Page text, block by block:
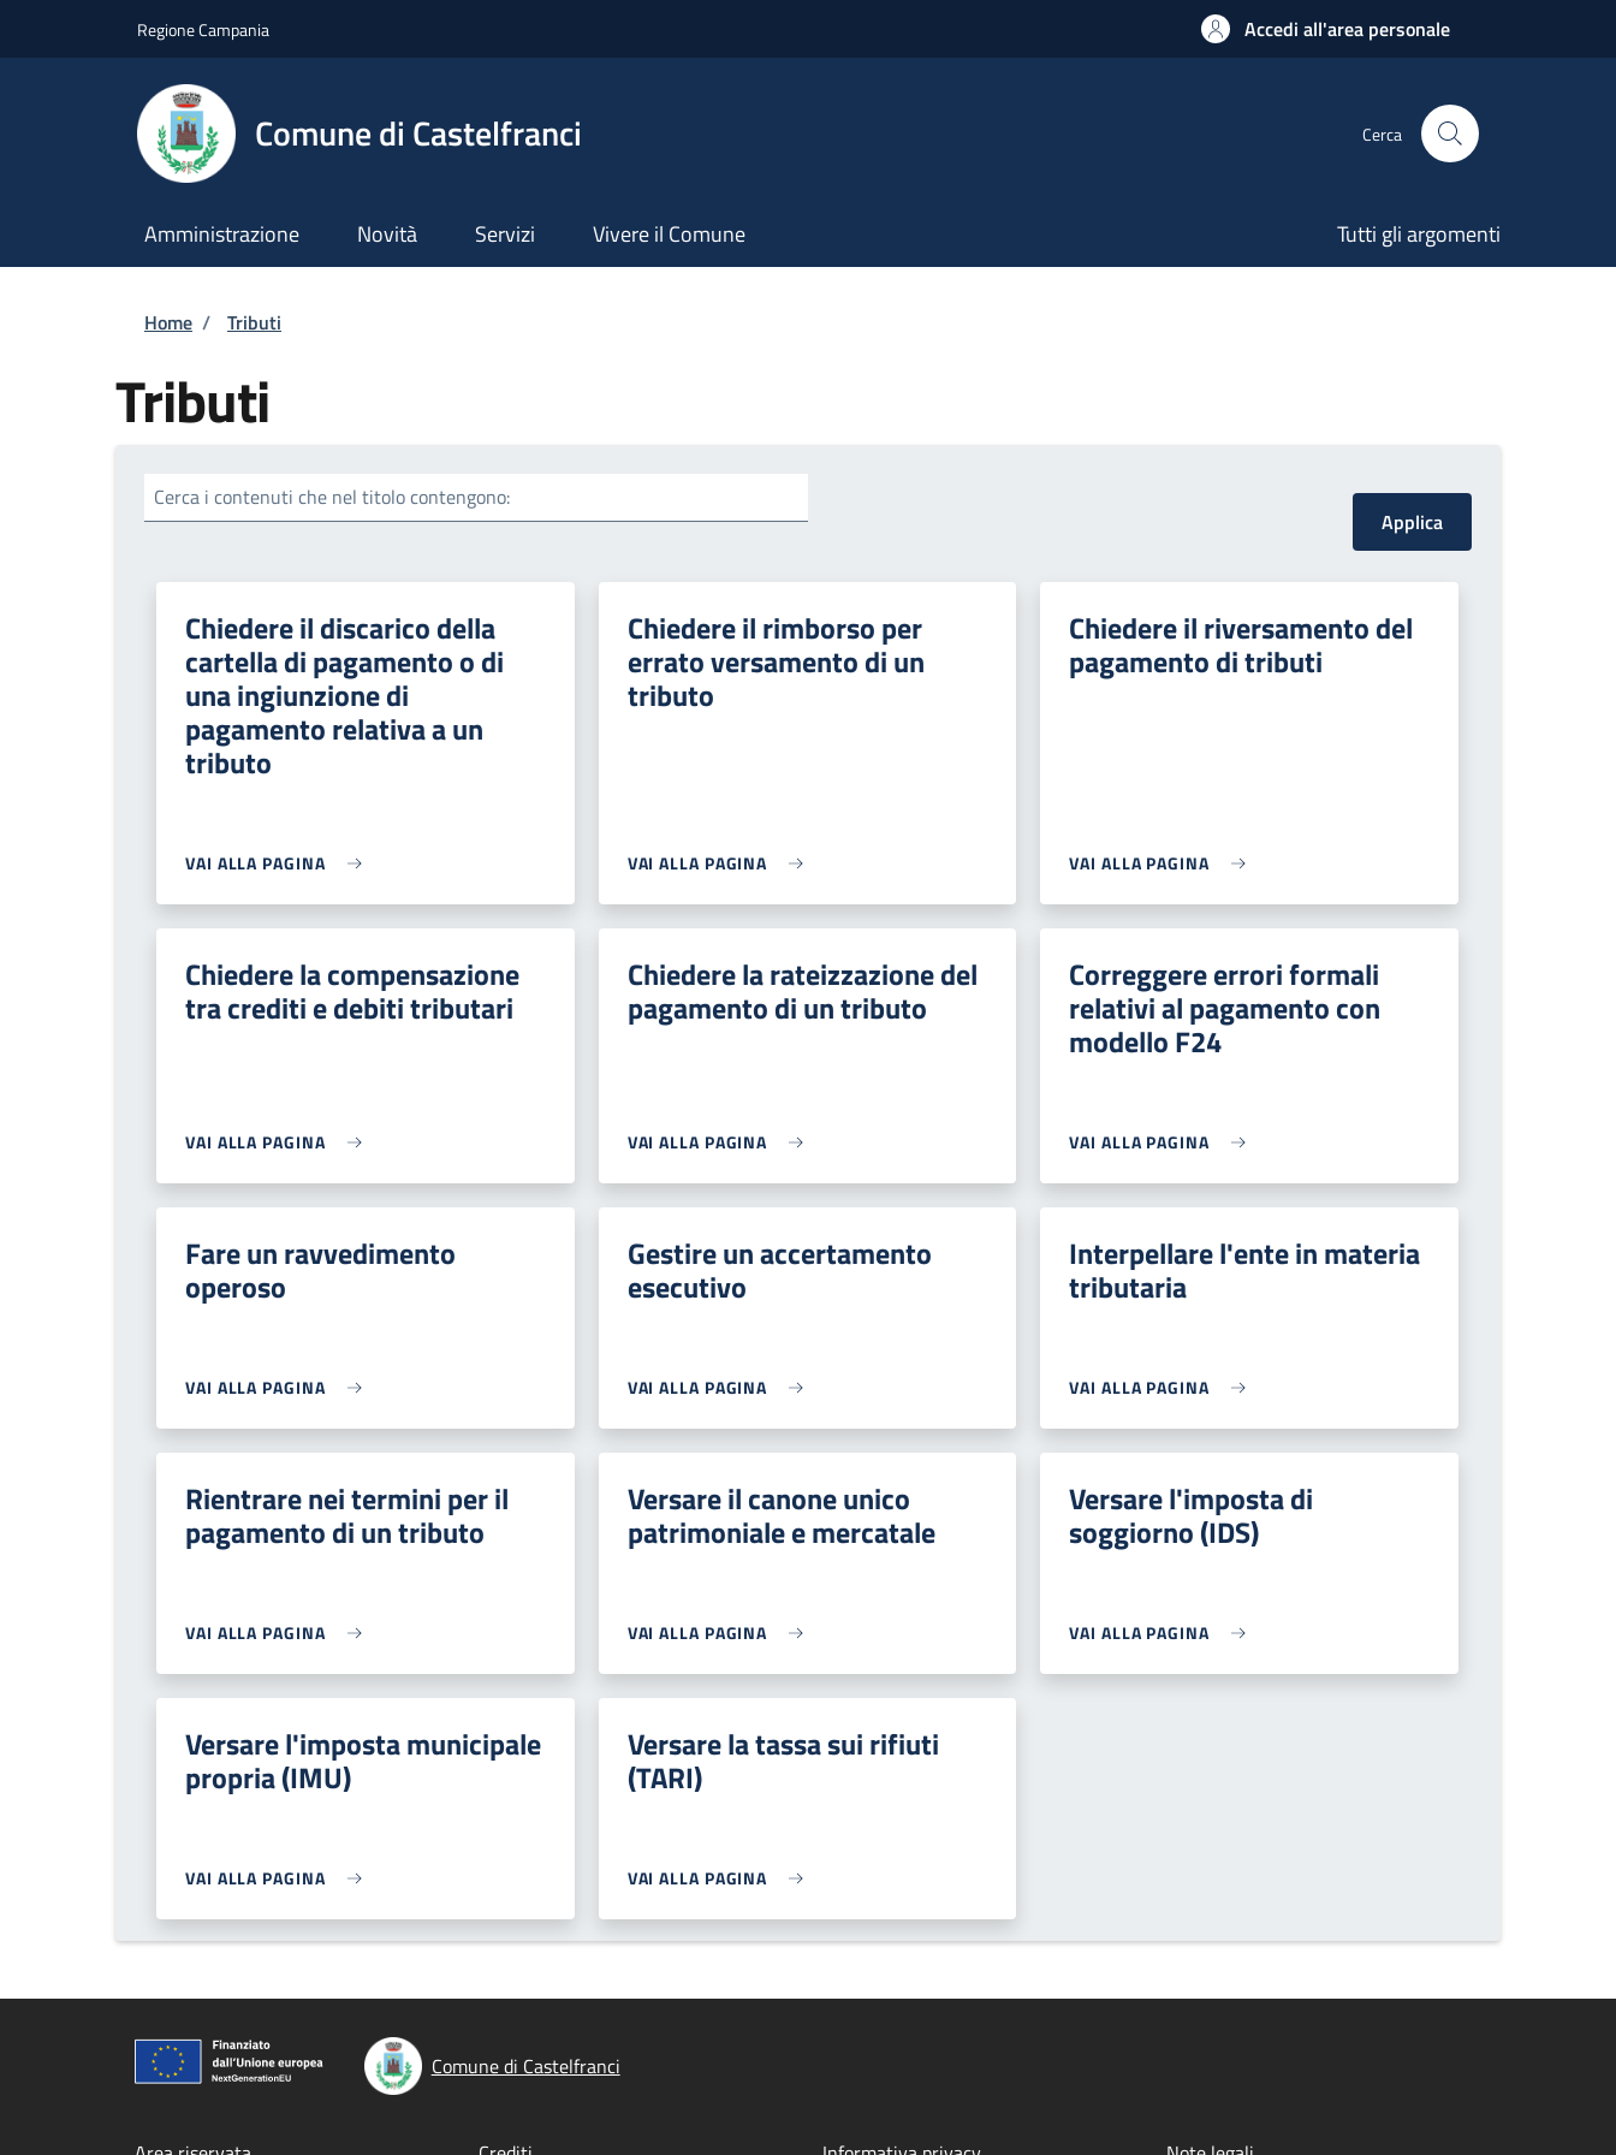
Regione Campania Accedi all'area personale
Comune di Castelfranci Cerca
Amministrazione Novità Servizi Vivere il Comune Tutti gli argomenti
Briciole di pane
Home / Tributi
Tributi
Cerca i contenuti che nel titolo contengono:
Chiedere il discarico della
cartella di pagamento o di
una ingiunzione di
pagamento relativa a un
tributo
VAI ALLA PAGINA
Chiedere il rimborso per
errato versamento di un
tributo
VAI ALLA PAGINA
Chiedere il riversamento del
pagamento di tributi
VAI ALLA PAGINA
Chiedere la compensazione
tra crediti e debiti tributari
VAI ALLA PAGINA
Chiedere la rateizzazione del
pagamento di un tributo
VAI ALLA PAGINA
Correggere errori formali
relativi al pagamento con
modello F24
VAI ALLA PAGINA
Fare un ravvedimento
operoso
VAI ALLA PAGINA
Gestire un accertamento
esecutivo
VAI ALLA PAGINA
Interpellare l'ente in materia
tributaria
VAI ALLA PAGINA
Rientrare nei termini per il
pagamento di un tributo
VAI ALLA PAGINA
Versare il canone unico
patrimoniale e mercatale
VAI ALLA PAGINA
Versare l'imposta di
soggiorno (IDS)
VAI ALLA PAGINA
Versare l'imposta municipale
propria (IMU)
VAI ALLA PAGINA
Versare la tassa sui rifiuti
(TARI)
VAI ALLA PAGINA
Comune di Castelfranci